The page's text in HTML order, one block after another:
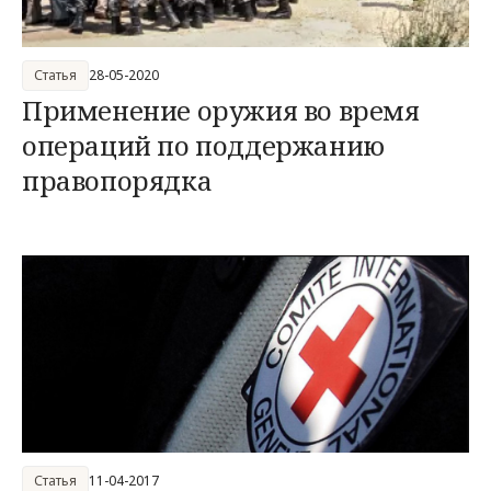
Применение оружия во время
операций по поддержанию
правопорядка
Статья 28-05-2020
Статья 11-04-2017